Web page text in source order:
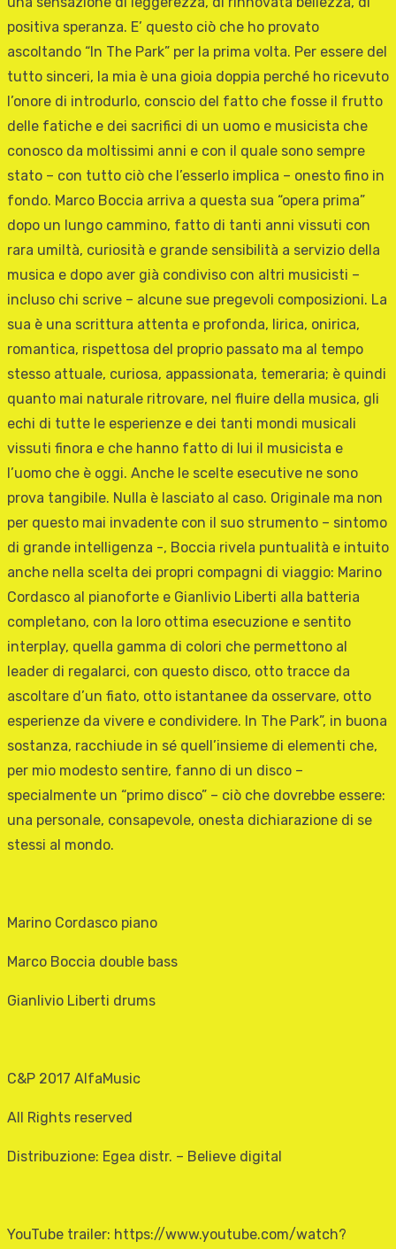
positiva speranza. E’ questo ciò che ho provato
ascoltando “In The Park” per la prima volta. Per essere del
tutto sinceri, la mia è una gioia doppia perché ho ricevuto
l’onore di introdurlo, conscio del fatto che fosse il frutto
delle fatiche e dei sacrifici di un uomo e musicista che
conosco da moltissimi anni e con il quale sono sempre
stato – con tutto ciò che l’esserlo implica – onesto fino in
fondo. Marco Boccia arriva a questa sua “opera prima”
dopo un lungo cammino, fatto di tanti anni vissuti con
rara umiltà, curiosità e grande sensibilità a servizio della
musica e dopo aver già condiviso con altri musicisti –
incluso chi scrive – alcune sue pregevoli composizioni. La
sua è una scrittura attenta e profonda, lirica, onirica,
romantica, rispettosa del proprio passato ma al tempo
stesso attuale, curiosa, appassionata, temeraria; è quindi
quanto mai naturale ritrovare, nel fluire della musica, gli
echi di tutte le esperienze e dei tanti mondi musicali
vissuti finora e che hanno fatto di lui il musicista e
l’uomo che è oggi. Anche le scelte esecutive ne sono
prova tangibile. Nulla è lasciato al caso. Originale ma non
per questo mai invadente con il suo strumento – sintomo
di grande intelligenza -, Boccia rivela puntualità e intuito
anche nella scelta dei propri compagni di viaggio: Marino
Cordasco al pianoforte e Gianlivio Liberti alla batteria
completano, con la loro ottima esecuzione e sentito
interplay, quella gamma di colori che permettono al
leader di regalarci, con questo disco, otto tracce da
ascoltare d’un fiato, otto istantanee da osservare, otto
esperienze da vivere e condividere. In The Park”, in buona
sostanza, racchiude in sé quell’insieme di elementi che,
per mio modesto sentire, fanno di un disco –
specialmente un “primo disco” – ciò che dovrebbe essere:
una personale, consapevole, onesta dichiarazione di se
stessi al mondo.
Marino Cordasco piano
Marco Boccia double bass
Gianlivio Liberti drums
C&P 2017 AlfaMusic
All Rights reserved
Distribuzione: Egea distr. – Believe digital
YouTube trailer: https://www.youtube.com/watch?